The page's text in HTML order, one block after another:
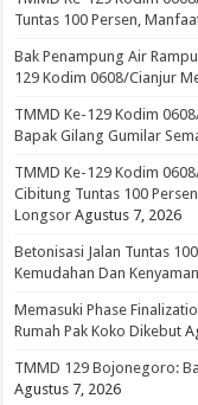
Tuntas 100 Persen,
Bak Penampung Air
129 Kodim 0608/Cianjur
TMMD Ke-129 Kodim
Bapak Gilang Gumilar
TMMD Ke-129 Kodim
Cibitung Tuntas 100
Longsor Agustus 7, 2026
Betonisasi Jalan Tuntas
Kemudahan Dan
Memasuki Phase
Rumah Pak Koko Dikebut
TMMD 129 Bojonegoro:
Agustus 7, 2026